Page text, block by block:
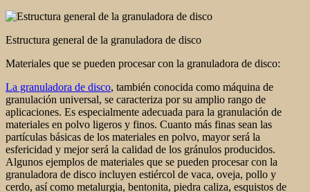
Estructura general de la granuladora de disco
Materiales que se pueden procesar con la granuladora de disco:
La granuladora de disco, también conocida como máquina de
granulación universal, se caracteriza por su amplio rango de
aplicaciones. Es especialmente adecuada para la granulación de
materiales en polvo ligeros y finos. Cuanto más finas sean las
partículas básicas de los materiales en polvo, mayor será la
esfericidad y mejor será la calidad de los gránulos producidos.
Algunos ejemplos de materiales que se pueden procesar con la
granuladora de disco incluyen estiércol de vaca, oveja, pollo y
cerdo, así como metalurgia, bentonita, piedra caliza, esquistos de